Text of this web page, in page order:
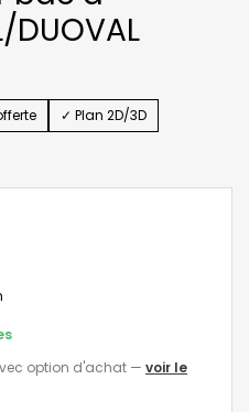
✓ Plan 2D/3D
option d'achat — voir le